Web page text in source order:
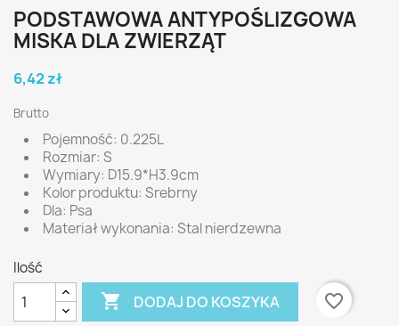
PODSTAWOWA ANTYPOŚLIZGOWA
MISKA DLA ZWIERZĄT
6,42 zł
Brutto
Pojemność: 0.225L
Rozmiar: S
Wymiary: D15.9*H3.9cm
Kolor produktu: Srebrny
Dla: Psa
Materiał wykonania: Stal nierdzewna
Ilość
 DODAJ DO KOSZYKA
favorite_border